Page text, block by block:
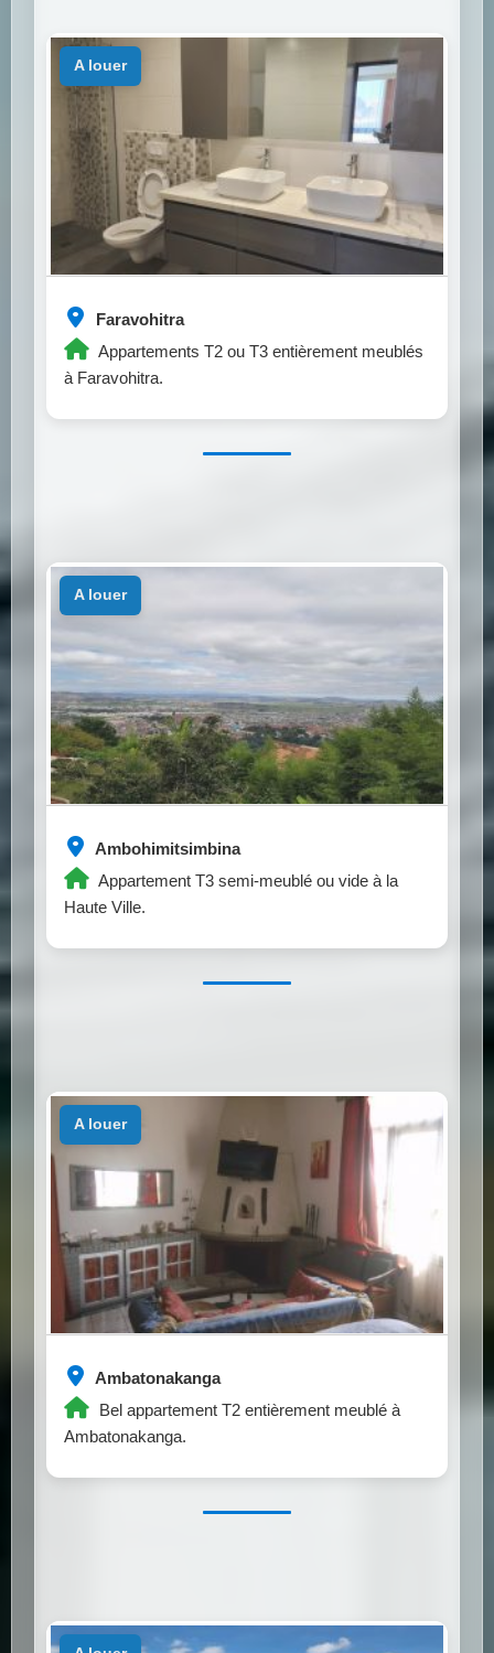
Faravohitra
Appartements T2 ou T3 entièrement meublés
à Faravohitra.
a louer
Ambohimitsimbina
Appartement T3 semi-meublé ou vide à la
Haute Ville.
a louer
Ambatonakanga
Bel appartement T2 entièrement meublé à
Ambatonakanga.
a louer